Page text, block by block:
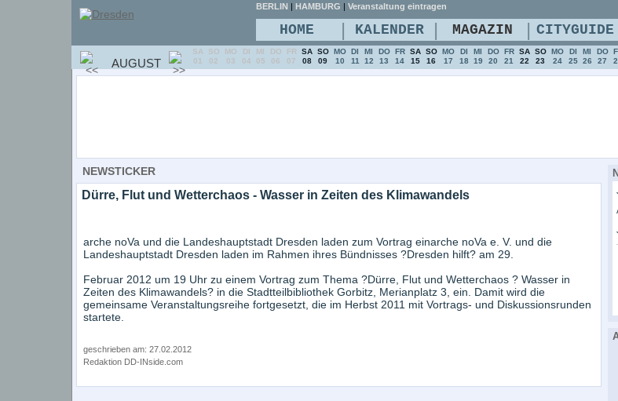
NEWSTICKER
Dürre, Flut und Wetterchaos - Wasser in Zeiten des Klimawandels
arche noVa und die Landeshauptstadt Dresden laden zum Vortrag einarche noVa e. V. und die
Landeshauptstadt Dresden laden im Rahmen ihres Bündnisses ?Dresden hilft? am 29.
Februar 2012 um 19 Uhr zu einem Vortrag zum Thema ?Dürre, Flut und Wetterchaos ? Wasser in
Zeiten des Klimawandels? in die Stadtteilbibliothek Gorbitz, Merianplatz 3, ein. Damit wird die
gemeinsame Veranstaltungsreihe fortgesetzt, die im Herbst 2011 mit Vortrags- und Diskussionsrunden
startete.
geschrieben am: 27.02.2012
Redaktion DD-INside.com
BERLIN | HAMBURG | Veranstaltung eintragen
HOME | KALENDER | MAGAZIN | CITYGUIDE
AUGUST
SA
01
SO
02
MO
03
DI
04
MI
05
DO
06
FR
07
SA
08
SO
09
MO
10
DI
11
MI
12
DO
13
FR
14
SA
15
SO
16
MO
17
DI
18
MI
19
DO
20
FR
21
SA
22
SO
23
MO
24
DI
25
MI
26
DO
27